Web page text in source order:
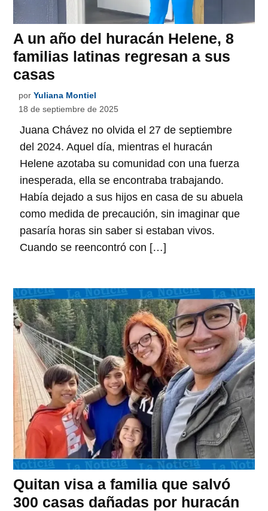
A un año del huracán Helene, 8
familias latinas regresan a sus
casas
por Yuliana Montiel
18 de septiembre de 2025
Juana Chávez no olvida el 27 de septiembre
del 2024. Aquel día, mientras el huracán
Helene azotaba su comunidad con una fuerza
inesperada, ella se encontraba trabajando.
Había dejado a sus hijos en casa de su abuela
como medida de precaución, sin imaginar que
pasaría horas sin saber si estaban vivos.
Cuando se reencontró con […]
Quitan visa a familia que salvó
300 casas dañadas por huracán